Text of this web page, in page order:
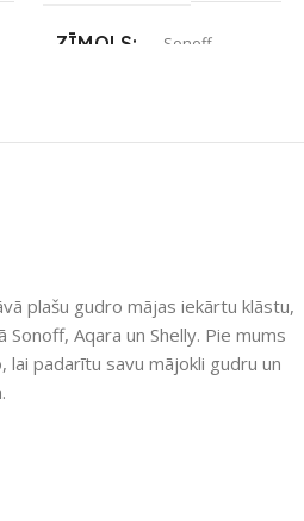
ZĪMOLS Sonoff
1
plašu gudro mājas iekārtu klāstu,
Aqara un Shelly. Pie mums
padarītu savu mājokli gudru un